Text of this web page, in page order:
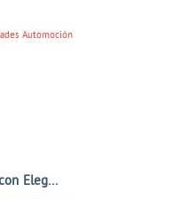
Automoción
Eleg...